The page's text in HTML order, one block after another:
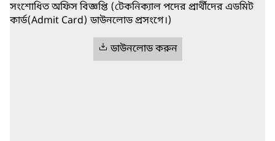
সংশোধিত অফিস বিজ্ঞপ্তি (টেকনিক্যাল পদের প্রার্থীদের এডমিট
কার্ড(Admit Card) ডাউনলোড প্রসংগে।)
ডাউনলোড করুন